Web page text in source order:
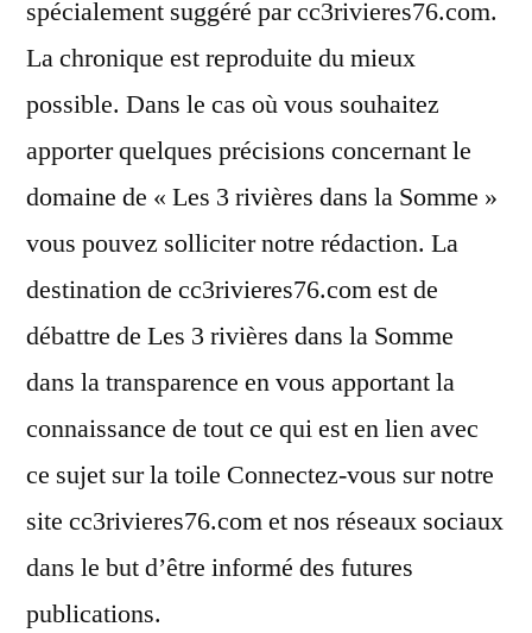
spécialement suggéré par cc3rivieres76.com.
La chronique est reproduite du mieux
possible. Dans le cas où vous souhaitez
apporter quelques précisions concernant le
domaine de « Les 3 rivières dans la Somme »
vous pouvez solliciter notre rédaction. La
destination de cc3rivieres76.com est de
débattre de Les 3 rivières dans la Somme
dans la transparence en vous apportant la
connaissance de tout ce qui est en lien avec
ce sujet sur la toile Connectez-vous sur notre
site cc3rivieres76.com et nos réseaux sociaux
dans le but d’être informé des futures
publications.